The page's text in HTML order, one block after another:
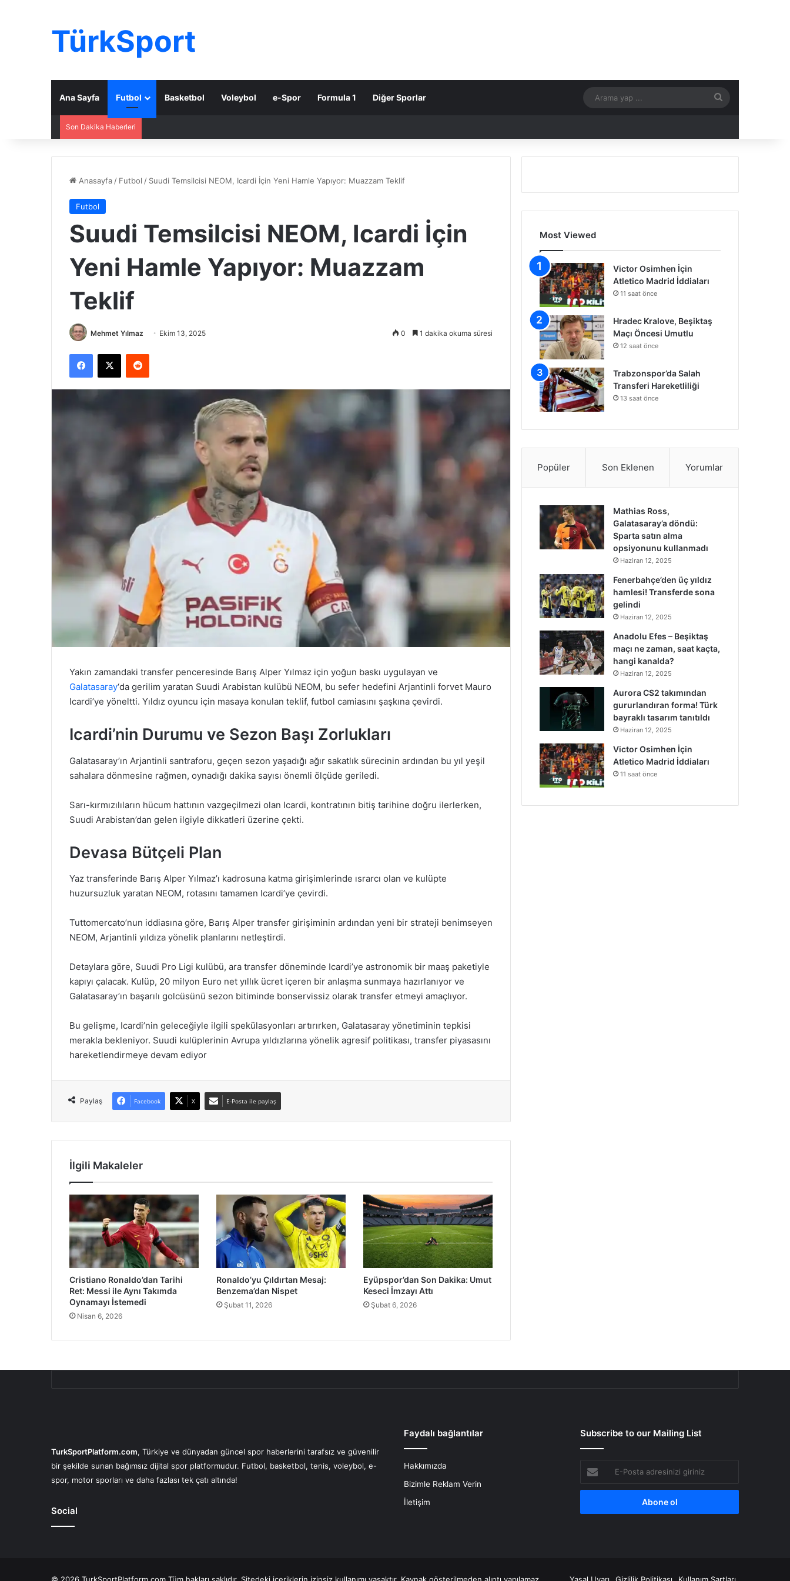
TürkSport
Ana Sayfa Futbol Basketbol Voleybol e-Spor Formula 1 Diğer Sporlar
...
Son Dakika Haberleri
Anasayfa / Futbol / Suudi Temsilcisi NEOM, Icardi İçin Yeni Hamle Yapıyor: Muazzam Teklif
Futbol
Suudi Temsilcisi NEOM, Icardi İçin
Yeni Hamle Yapıyor: Muazzam
Teklif
Mehmet Yılmaz Ekim 13, 2025 0 1 dakika okuma süresi
Facebook
X Reddit
Yakın zamandaki transfer penceresinde Barış Alper Yılmaz için yoğun baskı uygulayan ve
Galatasaray‘da gerilim yaratan Suudi Arabistan kulübü NEOM, bu sefer hedefini Arjantinli forvet Mauro
Icardi’ye yöneltti. Yıldız oyuncu için masaya konulan teklif, futbol camiasını şaşkına çevirdi.
Icardi’nin Durumu ve Sezon Başı Zorlukları
Galatasaray’ın Arjantinli santraforu, geçen sezon yaşadığı ağır sakatlık sürecinin ardından bu yıl yeşil
sahalara dönmesine rağmen, oynadığı dakika sayısı önemli ölçüde geriledi.
Sarı-kırmızılıların hücum hattının vazgeçilmezi olan Icardi, kontratının bitiş tarihine doğru ilerlerken,
Suudi Arabistan’dan gelen ilgiyle dikkatleri üzerine çekti.
Devasa Bütçeli Plan
Yaz transferinde Barış Alper Yılmaz’ı kadrosuna katma girişimlerinde ısrarcı olan ve kulüpte
huzursuzluk yaratan NEOM, rotasını tamamen Icardi’ye çevirdi.
Tuttomercato’nun iddiasına göre, Barış Alper transfer girişiminin ardından yeni bir strateji benimseyen
NEOM, Arjantinli yıldıza yönelik planlarını netleştirdi.
Detaylara göre, Suudi Pro Ligi kulübü, ara transfer döneminde Icardi’ye astronomik bir maaş paketiyle
kapıyı çalacak. Kulüp, 20 milyon Euro net yıllık ücret içeren bir anlaşma sunmaya hazırlanıyor ve
Galatasaray’ın başarılı golcüsünü sezon bitiminde bonservissiz olarak transfer etmeyi amaçlıyor.
Bu gelişme, Icardi’nin geleceğiyle ilgili spekülasyonları artırırken, Galatasaray yönetiminin tepkisi
merakla bekleniyor. Suudi kulüplerinin Avrupa yıldızlarına yönelik agresif politikası, transfer piyasasını
hareketlendirmeye devam ediyor
Paylaş Facebook X E-Posta ile paylaş
İlgili Makaleler
Cristiano Ronaldo’dan Tarihi
Ret: Messi ile Aynı Takımda
Oynamayı İstemedi
Nisan 6, 2026
Ronaldo’yu Çıldırtan Mesaj:
Benzema’dan Nispet
Şubat 11, 2026
Eyüpspor’dan Son Dakika: Umut
Keseci İmzayı Attı
Şubat 6, 2026
Most Viewed
Victor Osimhen İçin
Atletico Madrid İddiaları
11 saat önce
Hradec Kralove, Beşiktaş
Maçı Öncesi Umutlu
12 saat önce
Trabzonspor’da Salah
Transferi Hareketliliği
13 saat önce
Popüler Son Eklenen Yorumlar
Mathias Ross,
Galatasaray’a döndü:
Sparta satın alma
opsiyonunu kullanmadı
Haziran 12, 2025
Fenerbahçe’den üç yıldız
hamlesi! Transferde sona
gelindi
Haziran 12, 2025
Anadolu Efes – Beşiktaş
maçı ne zaman, saat kaçta,
hangi kanalda?
Haziran 12, 2025
Aurora CS2 takımından
gururlandıran forma! Türk
bayraklı tasarım tanıtıldı
Haziran 12, 2025
Victor Osimhen İçin
Atletico Madrid İddiaları
11 saat önce
TurkSportPlatform.com, Türkiye ve dünyadan güncel spor haberlerini tarafsız ve güvenilir
bir şekilde sunan bağımsız dijital spor platformudur. Futbol, basketbol, tenis, voleybol, e-
spor, motor sporları ve daha fazlası tek çatı altında!
Social
Faydalı bağlantılar
Hakkımızda
Bizimle Reklam Verin
İletişim
Subscribe to our Mailing List
Posta
adresinizi
© 2026 TurkSportPlatform.com Tüm hakları saklıdır. Sitedeki içeriklerin izinsiz kullanımı yasaktır. Kaynak gösterilmeden alıntı yapılamaz. Yasal Uyarı Gizlilik Politikası Kullanım Şartları